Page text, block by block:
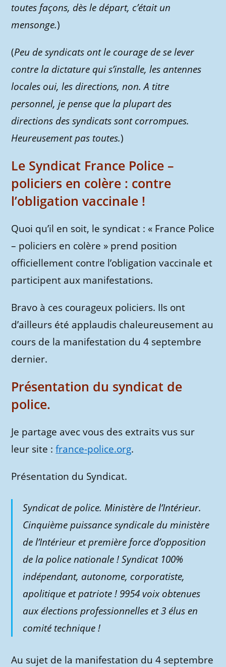
toutes façons, dès le départ, c’était un
mensonge.)
(Peu de syndicats ont le courage de se lever
contre la dictature qui s’installe, les antennes
locales oui, les directions, non. A titre
personnel, je pense que la plupart des
directions des syndicats sont corrompues.
Heureusement pas toutes.)
Le Syndicat France Police –
policiers en colère : contre
l’obligation vaccinale !
Quoi qu’il en soit, le syndicat : « France Police
– policiers en colère » prend position
officiellement contre l’obligation vaccinale et
participent aux manifestations.
Bravo à ces courageux policiers. IIs ont
d’ailleurs été applaudis chaleureusement au
cours de la manifestation du 4 septembre
dernier.
Présentation du syndicat de
police.
Je partage avec vous des extraits vus sur
leur site :france-police.org.
Présentation du Syndicat.
Syndicat de police. Ministère de l’Intérieur.
Cinquième puissance syndicale du ministère
de l’Intérieur et première force d’opposition
de la police nationale ! Syndicat 100%
indépendant, autonome, corporatiste,
apolitique et patriote ! 9954 voix obtenues
aux élections professionnelles et 3 élus en
comité technique !
Au sujet de la manifestation du 4 septembre